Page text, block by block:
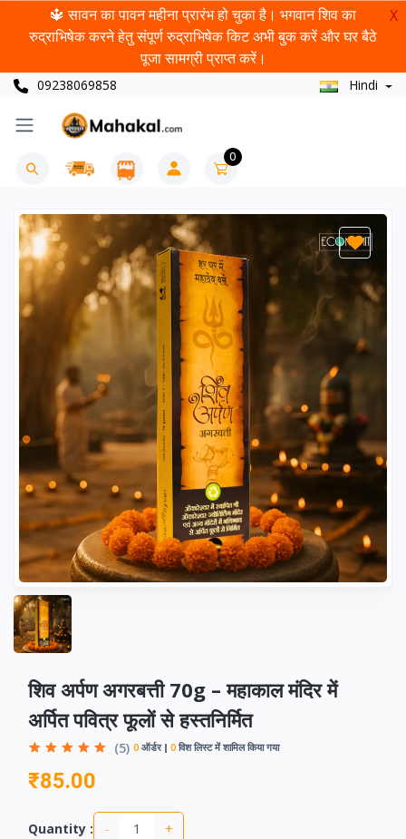
🔱 सावन का पावन महीना प्रारंभ हो चुका है। भगवान शिव का
रुद्राभिषेक करने हेतु संपूर्ण रुद्राभिषेक किट अभी बुक करें और घर बैठे
पूजा सामग्री प्राप्त करें।
X
09238069858 Hindi
0
शिव अर्पण अगरबत्ती 70g – महाकाल मंदिर में
अर्पित पवित्र फूलों से हस्तनिर्मित
(5) 0 ऑर्डर 0 विश लिस्ट में शामिल किया गया
₹85.00
Quantity : - +